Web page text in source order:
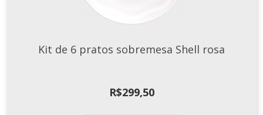
Kit de 6 pratos sobremesa Shell rosa
R$299,50